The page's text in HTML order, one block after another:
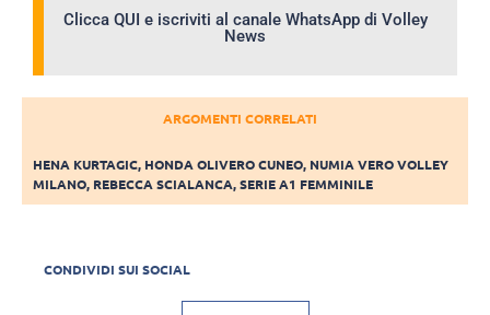
Clicca QUI e iscriviti al canale WhatsApp di Volley
News
ARGOMENTI CORRELATI
HENA KURTAGIC, HONDA OLIVERO CUNEO, NUMIA VERO VOLLEY
MILANO, REBECCA SCIALANCA,SERIE A1 FEMMINILE
CONDIVIDI SUI SOCIAL